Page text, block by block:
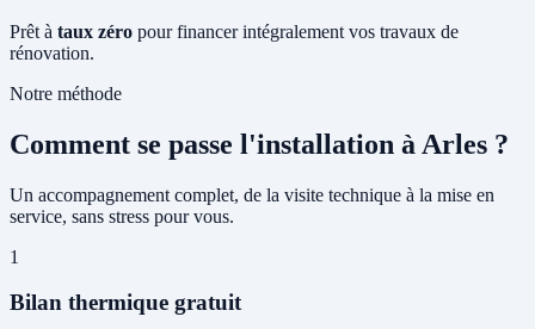
Prêt à taux zéro pour financer intégralement vos travaux de
rénovation.
Notre méthode
Comment se passe l'installation à Arles ?
Un accompagnement complet, de la visite technique à la mise en
service, sans stress pour vous.
1
Bilan thermique gratuit